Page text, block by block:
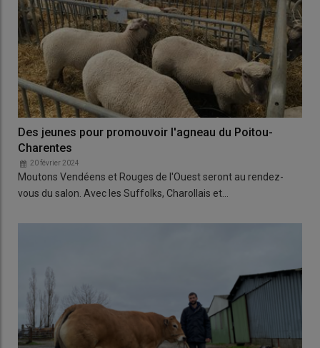
Des jeunes pour promouvoir l'agneau du Poitou-
Charentes
20 février 2024
Moutons Vendéens et Rouges de l'Ouest seront au rendez-
vous du salon. Avec les Suffolks, Charollais et…